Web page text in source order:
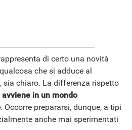
di certo una novità
che si adduce al
chiaro. La differenza rispetto
avviene in un mondo
. Occorre prepararsi, dunque, a tipi
anche mai sperimentati